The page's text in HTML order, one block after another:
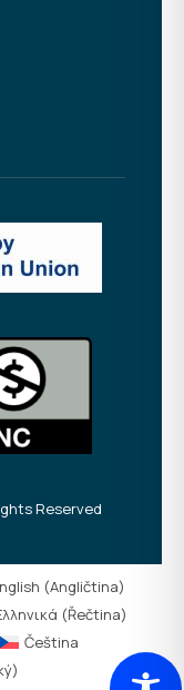
Reserved
(Angličtina)
(Řečtina)
Čeština
)